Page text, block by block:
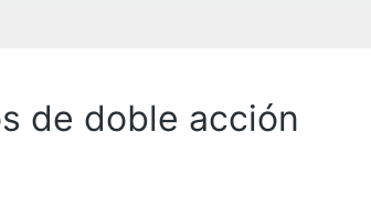
de doble acción